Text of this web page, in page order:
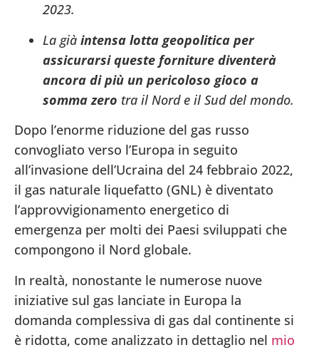
2023.
La già intensa lotta geopolitica per
assicurarsi queste forniture diventerà
ancora di più un pericoloso gioco a
somma zero tra il Nord e il Sud del mondo.
Dopo l’enorme riduzione del gas russo
convogliato verso l’Europa in seguito
all’invasione dell’Ucraina del 24 febbraio 2022,
il gas naturale liquefatto (GNL) è diventato
l’approvvigionamento energetico di
emergenza per molti dei Paesi sviluppati che
compongono il Nord globale.
In realtà, nonostante le numerose nuove
iniziative sul gas lanciate in Europa la
domanda complessiva di gas dal continente si
è ridotta, come analizzato in dettaglio nel mio